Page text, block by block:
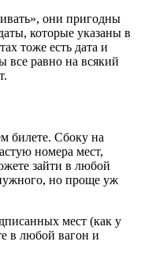
они пригодны
которые указаны в
тоже есть дата и
все равно на всякий
билете. Сбоку на
номера мест,
зайти в любой
но проще уж
мест (как у
в любой вагон и